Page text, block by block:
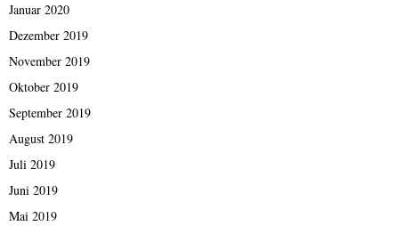
Januar 2020
Dezember 2019
November 2019
Oktober 2019
September 2019
August 2019
Juli 2019
Juni 2019
Mai 2019